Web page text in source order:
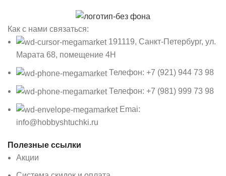
Как с нами связаться:
191119, Санкт-Петербург, ул.
Марата 68, помещение 4Н
Телефон: +7 (921) 944 73 98
Телефон: +7 (981) 999 73 98
Emai:
info@hobbyshtuchki.ru
Полезные ссылки
Акции